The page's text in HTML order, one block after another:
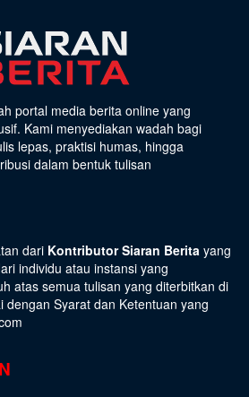
portal media berita online yang
Kami menyediakan wadah bagi
lepas, praktisi humas, hingga
dalam bentuk tulisan
dari Kontributor Siaran Berita yang
individu atau instansi yang
atas semua tulisan yang diterbitkan di
dengan Syarat dan Ketentuan yang